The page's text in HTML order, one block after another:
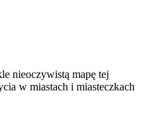
nieoczywistą mapę tej
w miastach i miasteczkach